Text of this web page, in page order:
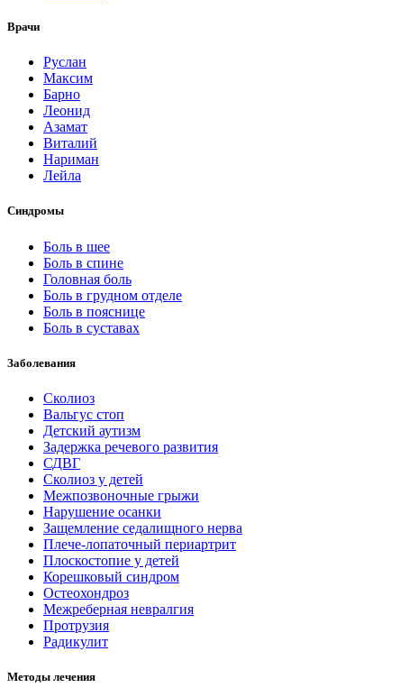
Врачи
Руслан
Максим
Барно
Леонид
Азамат
Виталий
Нариман
Лейла
Синдромы
Боль в шее
Боль в спине
Головная боль
Боль в грудном отделе
Боль в пояснице
Боль в суставах
Заболевания
Сколиоз
Вальгус стоп
Детский аутизм
Задержка речевого развития
СДВГ
Сколиоз у детей
Межпозвоночные грыжи
Нарушение осанки
Защемление седалищного нерва
Плече-лопаточный периартрит
Плоскостопие у детей
Корешковый синдром
Остеохондроз
Межреберная невралгия
Протрузия
Радикулит
Методы лечения